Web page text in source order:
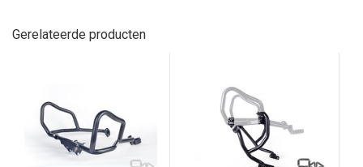
Gerelateerde producten